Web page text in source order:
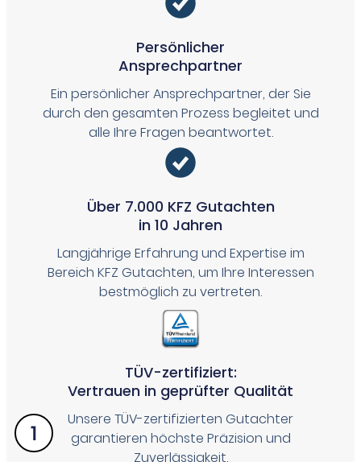
Persönlicher
Ansprechpartner
Ein persönlicher Ansprechpartner, der Sie
durch den gesamten Prozess begleitet und
alle Ihre Fragen beantwortet.
Über 7.000 KFZ Gutachten
in 10 Jahren
Langjährige Erfahrung und Expertise im
Bereich KFZ Gutachten, um Ihre Interessen
bestmöglich zu vertreten.
TÜV-zertifiziert:
Vertrauen in geprüfter Qualität
Unsere TÜV-zertifizierten Gutachter
garantieren höchste Präzision und
Zuverlässigkeit.